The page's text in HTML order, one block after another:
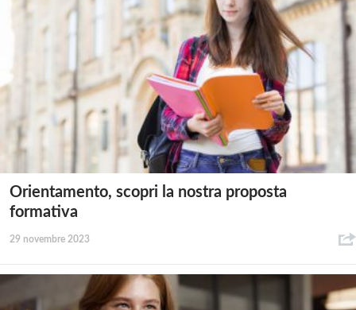
Orientamento, scopri la nostra proposta
formativa
29 novembre 2023